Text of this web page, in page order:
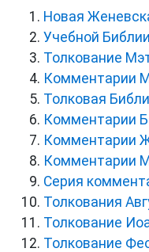
Новая
Учебной
Толкование
Комментарии
Толковая
Комментарии
Комментарии
Комментарии
Серия
Толкования
Толкование
Толкование